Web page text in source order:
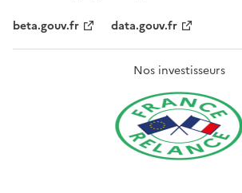
beta.gouv.fr
data.gouv.fr
Nos investisseurs